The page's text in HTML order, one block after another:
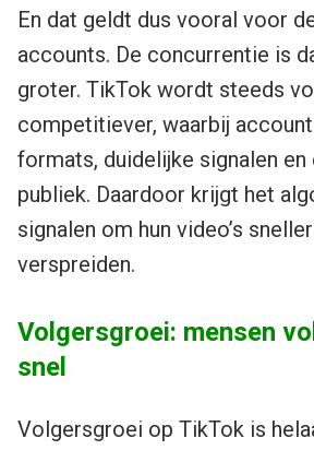
En dat geldt dus vooral voor
accounts. De concurrentie is
groter. TikTok wordt steeds
competitiever, waarbij
formats, duidelijke signalen en
publiek. Daardoor krijgt het
signalen om hun video’s
verspreiden.
Volgersgroei: mensen
snel
Volgersgroei op TikTok is